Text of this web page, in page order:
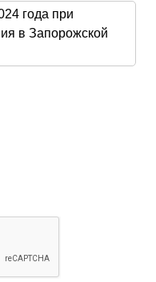
года при
в Запорожской